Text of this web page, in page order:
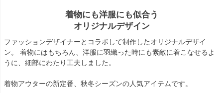
着物にも洋服にも似合う
オリジナルデザイン
ファッションデザイナーとコラボして制作したオリジナルデザイ
ン。 着物にはもちろん、洋服に羽織った時にも素敵に着こなせるよ
うに、細部にわたり工夫しました。
着物アウターの新定番、秋冬シーズンの人気アイテムです。